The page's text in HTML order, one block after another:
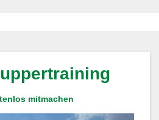
mitmachen